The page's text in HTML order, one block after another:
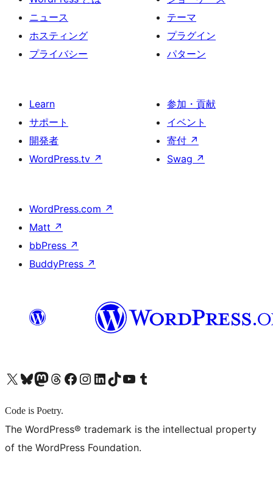
ニュース
ホスティング
プライバシー
テーマ
プラグイン
パターン
Learn
サポート
開発者
WordPress.tv ↗
参加・貢献
イベント
寄付 ↗
Swag ↗
WordPress.com ↗
Matt ↗
bbPress ↗
BuddyPress ↗
X (旧 Twitter) アカウントへBluesky アカウントへMastodon アカウントへThreads アカウントへ Facebook ページへInstagram アカウントへ LinkedIn アカウントへTikTok アカウントへYouTube チャンネルへ Tumblr アカウントへ
Code is Poetry.
The WordPress® trademark is the intellectual property
of the WordPress Foundation.